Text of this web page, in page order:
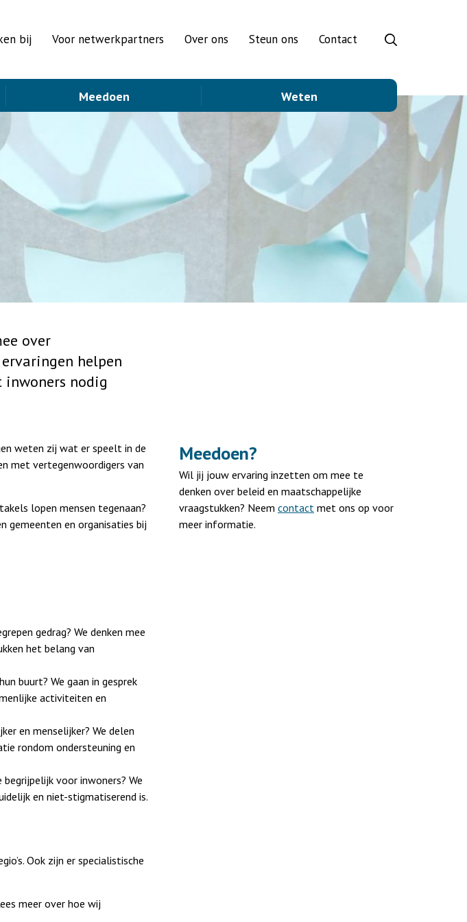
bij Voor netwerkpartners Over ons Steun ons Contact
Meedoen Weten
over
helpen
nodig
weten zij wat er speelt in de
met vertegenwoordigers van
lopen mensen tegenaan?
gemeenten en organisaties bij
gedrag? We denken mee
het belang van
buurt? We gaan in gesprek
activiteiten en
en menselijker? We delen
rondom ondersteuning en
voor inwoners? We
en niet-stigmatiserend is.
Ook zijn er specialistische
meer over hoe wij
Meedoen?
Wil jij jouw ervaring inzetten om mee te
denken over beleid en maatschappelijke
vraagstukken? Neem contactmet ons op voor
meer informatie.